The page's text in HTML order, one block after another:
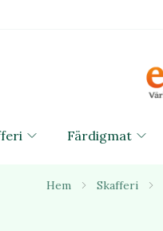
Färdigmat
Hem Skafferi